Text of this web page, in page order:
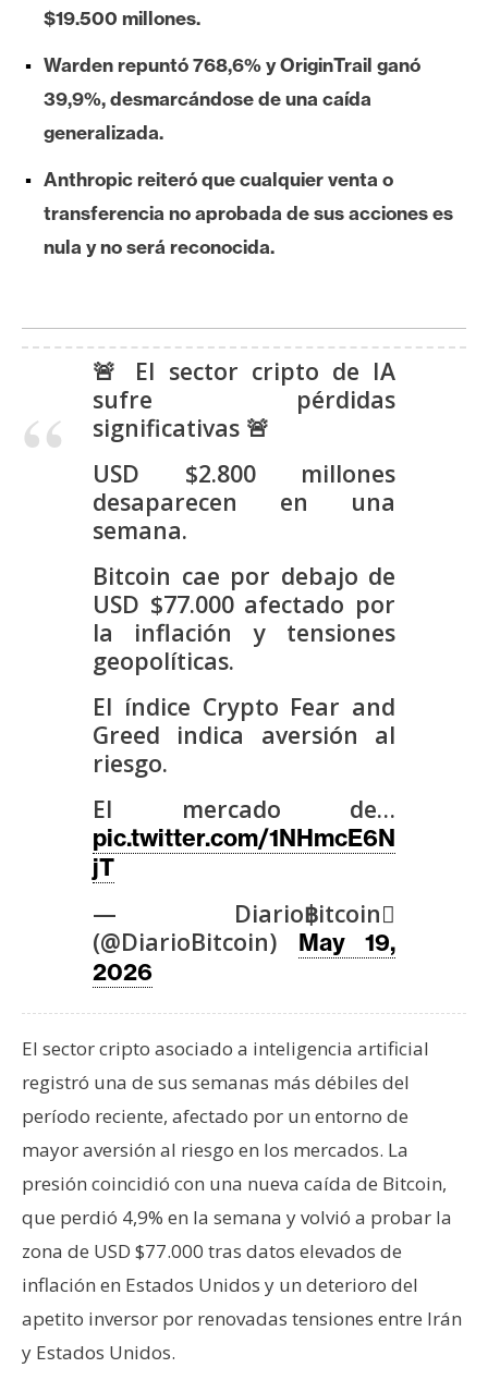
I
A
n
á
l
i
s
N
m
R
e
c
u
r
s
o
s
C
o
t
$19.500 millones.
Warden repuntó 768,6% y OriginTrail ganó
39,9%, desmarcándose de una caída
generalizada.
Anthropic reiteró que cualquier venta o
transferencia no aprobada de sus acciones es
nula y no será reconocida.
🚨 El sector cripto de IA
sufre pérdidas
significativas 🚨
USD $2.800 millones
desaparecen en una
semana.
Bitcoin cae por debajo de
USD $77.000 afectado por
la inflación y tensiones
geopolíticas.
El índice Crypto Fear and
Greed indica aversión al
riesgo.
El mercado de…
pic.twitter.com/1NHmcE6N
jT
— Diario฿itcoin
(@DiarioBitcoin) May 19,
2026
El sector cripto asociado a inteligencia artificial
registró una de sus semanas más débiles del
período reciente, afectado por un entorno de
mayor aversión al riesgo en los mercados. La
presión coincidió con una nueva caída de Bitcoin,
que perdió 4,9% en la semana y volvió a probar la
zona de USD $77.000 tras datos elevados de
inflación en Estados Unidos y un deterioro del
apetito inversor por renovadas tensiones entre Irán
y Estados Unidos.